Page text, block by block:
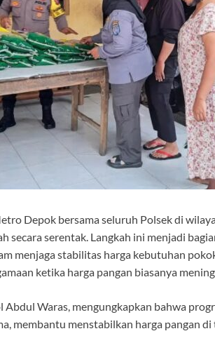
Depok bersama seluruh Polsek di
secara serentak. Langkah ini menjadi
menjaga stabilitas harga kebutuhan
ketika harga pangan biasanya
Waras, mengungkapkan bahwa
membantu menstabilkan harga pangan di